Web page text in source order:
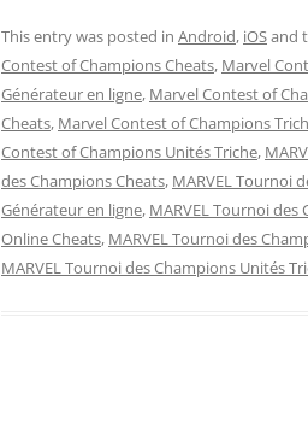
This entry was posted in Android, iOSand
Contest of Champions Cheats, Marvel
Générateur en ligne, Marvel Contest of
Cheats, Marvel Contest of Champions
Contest of Champions Unités Triche,
des Champions Cheats, MARVEL Tournoi
Générateur en ligne, MARVEL Tournoi des
Online Cheats, MARVEL Tournoi des
MARVEL Tournoi des Champions Unités